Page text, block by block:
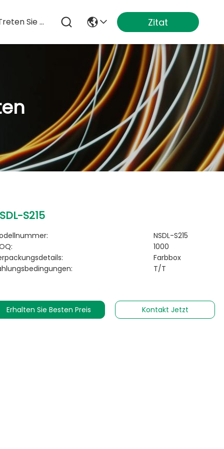
Treten Sie Mit Uns In Verbindung Zitat
S215
NSDL-S215
1000
Farbbox
T/T
Erhalten Sie Besten Preis Kontakt Jetzt